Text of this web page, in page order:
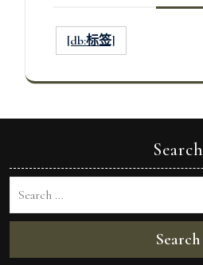
[db:标签]
Search
Search